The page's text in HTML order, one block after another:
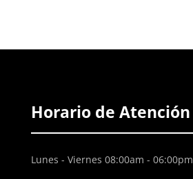
Horario de Atención
Lunes - Viernes 08:00am - 06:00pm